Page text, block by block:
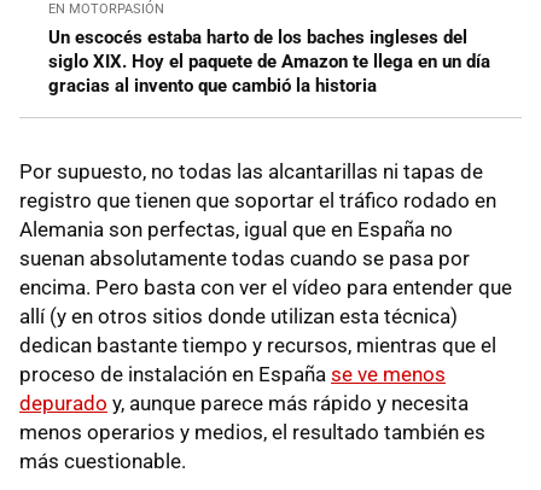
EN MOTORPASIÓN
Un escocés estaba harto de los baches ingleses del
siglo XIX. Hoy el paquete de Amazon te llega en un día
gracias al invento que cambió la historia
Por supuesto, no todas las alcantarillas ni tapas de
registro que tienen que soportar el tráfico rodado en
Alemania son perfectas, igual que en España no
suenan absolutamente todas cuando se pasa por
encima. Pero basta con ver el vídeo para entender que
allí (y en otros sitios donde utilizan esta técnica)
dedican bastante tiempo y recursos, mientras que el
proceso de instalación en España se ve menos
depurado y, aunque parece más rápido y necesita
menos operarios y medios, el resultado también es
más cuestionable.